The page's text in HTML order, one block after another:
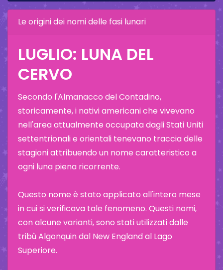
Le origini dei nomi delle fasi lunari
LUGLIO: LUNA DEL
CERVO
Secondo l'Almanacco del Contadino,
storicamente, i nativi americani che vivevano
nell'area attualmente occupata dagli Stati Uniti
settentrionali e orientali tenevano traccia delle
stagioni attribuendo un nome caratteristico a
ogni luna piena ricorrente.
Questo nome è stato applicato all'intero mese
in cui si verificava tale fenomeno. Questi nomi,
con alcune varianti, sono stati utilizzati dalle
tribù Algonquin dal New England al Lago
Superiore.